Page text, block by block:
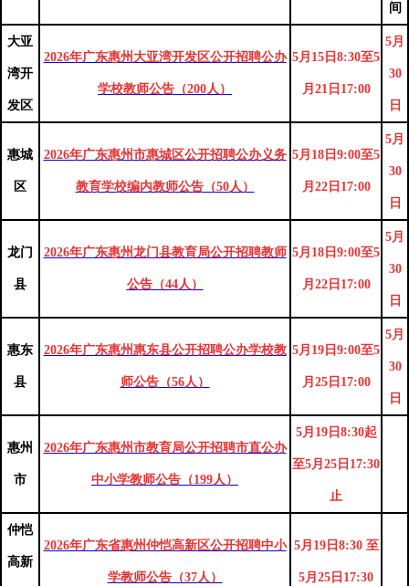
间
大亚
湾开
发区
2026年广东惠州大亚湾开发区公开招聘公办
学校教师公告（200人）
5月15日8:30至5
月21日17:00
5月
30
日
惠城
区
2026年广东惠州市惠城区公开招聘公办义务
教育学校编内教师公告（50人）
5月18日9:00至5
月22日17:00
5月
30
日
龙门
县
2026年广东惠州龙门县教育局公开招聘教师
公告（44人）
5月18日9:00至5
月22日17:00
5月
30
日
惠东
县
2026年广东惠州惠东县公开招聘公办学校教
师公告（56人）
5月19日9:00至5
月25日17:00
5月
30
日
惠州
市
2026年广东惠州市教育局公开招聘市直公办
中小学教师公告（199人）
5月19日8:30起
至5月25日17:30
止
仲恺
高新
2026年广东省惠州仲恺高新区公开招聘中小
学教师公告（37人）
5月19日8:30 至
5月25日17:30